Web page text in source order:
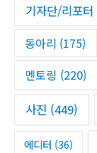
기자단/리포터
동아리 (175)
멘토링 (220)
사진 (449)
에디터 (36)